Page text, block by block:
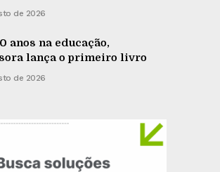
de 2026
anos na educação,
lança o primeiro livro
de 2026